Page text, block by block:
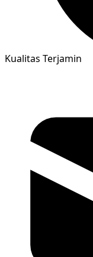
Kualitas Terjamin